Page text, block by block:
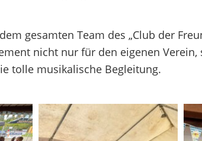
gesamten Team des „Club der
nicht nur für den eigenen
tolle musikalische Begleitung.